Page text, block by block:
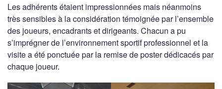
Les adhérents étaient impressionnées mais néanmoins
très sensibles à la considération témoignée par l’ensemble
des joueurs, encadrants et dirigeants. Chacun a pu
s’imprégner de l’environnement sportif professionnel et la
visite a été ponctuée par la remise de poster dédicacés par
chaque joueur.